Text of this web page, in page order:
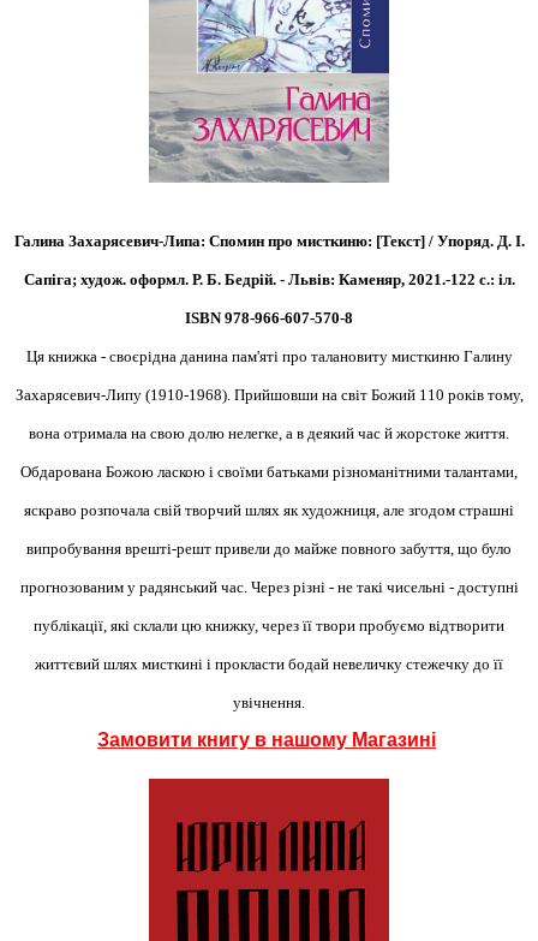
Галина Захарясевич-Липа: Спомин про мисткиню: [Текст] / Упоряд. Д. І.
Сапіга; худож. оформл. Р. Б. Бедрій. - Львів: Каменяр, 2021.-122 с.: іл.
ISBN 978-966-607-570-8
Ця книжка - своєрідна данина пам'яті про талановиту мисткиню Галину
Захарясевич-Липу (1910-1968). Прийшовши на світ Божий 110 років тому,
вона отримала на свою долю нелегке, а в деякий час й жорстоке життя.
Обдарована Божою ласкою і своїми батьками різноманітними талантами,
яскраво розпочала свій творчий шлях як художниця, але згодом страшні
випробування врешті-решт привели до майже повного забуття, що було
прогнозованим у радянський час. Через різні - не такі чисельні - доступні
публікації, які склали цю книжку, через її твори пробуємо відтворити
життєвий шлях мисткині і прокласти бодай невеличку стежечку до її
увічнення.
Замовити книгу в нашому Магазині